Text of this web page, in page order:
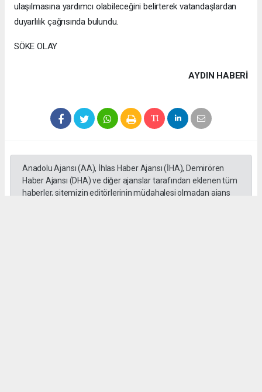
ulaşılmasına yardımcı olabileceğini belirterek vatandaşlardan
duyarlılık çağrısında bulundu.
SÖKE OLAY
AYDIN HABERİ
Anadolu Ajansı (AA), İhlas Haber Ajansı (İHA), Demirören
Haber Ajansı (DHA) ve diğer ajanslar tarafından eklenen tüm
haberler, sitemizin editörlerinin müdahalesi olmadan ajans